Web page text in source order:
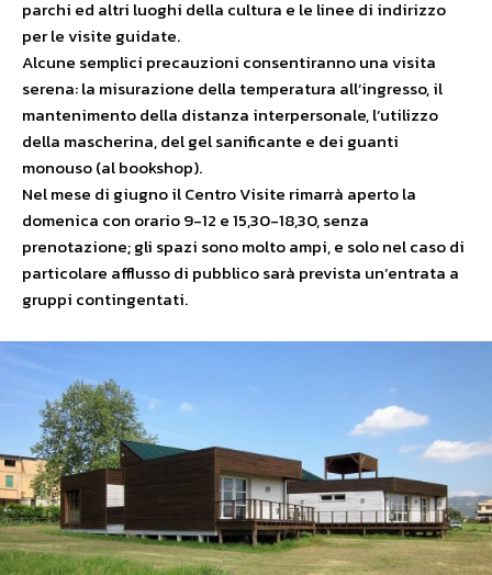
parchi ed altri luoghi della cultura e le linee di indirizzo
per le visite guidate.
Alcune semplici precauzioni consentiranno una visita
serena: la misurazione della temperatura all’ingresso, il
mantenimento della distanza interpersonale, l’utilizzo
della mascherina, del gel sanificante e dei guanti
monouso (al bookshop).
Nel mese di giugno il Centro Visite rimarrà aperto la
domenica con orario 9-12 e 15,30-18,30, senza
prenotazione; gli spazi sono molto ampi, e solo nel caso di
particolare afflusso di pubblico sarà prevista un’entrata a
gruppi contingentati.